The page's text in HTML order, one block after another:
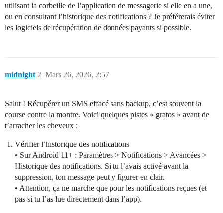
utilisant la corbeille de l’application de messagerie si elle en a une,
ou en consultant l’historique des notifications ? Je préférerais éviter
les logiciels de récupération de données payants si possible.
midnight Mars 26, 2026, 2:57
2
Salut ! Récupérer un SMS effacé sans backup, c’est souvent la
course contre la montre. Voici quelques pistes « gratos » avant de
t’arracher les cheveux :
Vérifier l’historique des notifications
• Sur Android 11+ : Paramètres > Notifications > Avancées >
Historique des notifications. Si tu l’avais activé avant la
suppression, ton message peut y figurer en clair.
• Attention, ça ne marche que pour les notifications reçues (et
pas si tu l’as lue directement dans l’app).